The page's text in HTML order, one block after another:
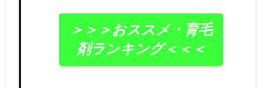
＞＞＞おススメ・育毛
剤ランキング＜＜＜